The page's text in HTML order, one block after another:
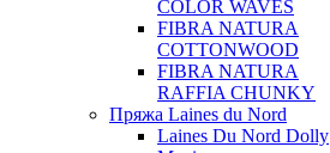
COLOR WAVES
FIBRA NATURA
COTTONWOOD
FIBRA NATURA
RAFFIA CHUNKY
Пряжа Laines du Nord
Laines Du Nord Dolly